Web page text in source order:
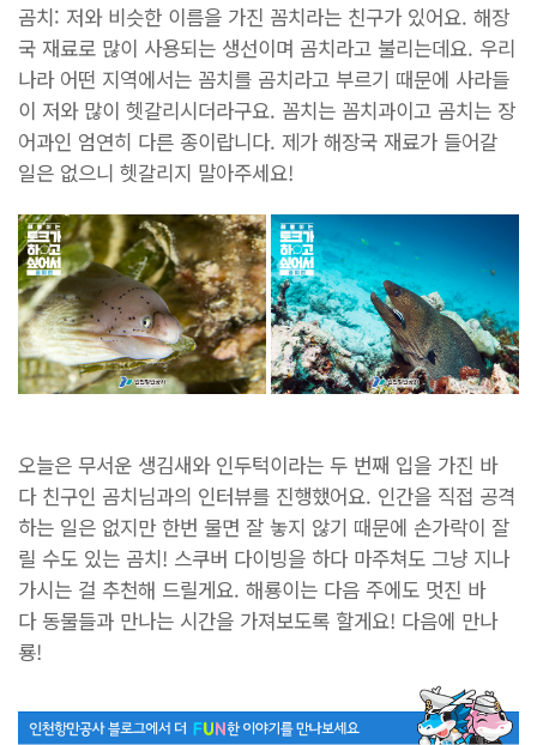
곰치: 저와 비슷한 이름을 가진 꼼치라는 친구가 있어요. 해장
국 재료로 많이 사용되는 생선이며 곰치라고 불리는데요. 우리
나라 어떤 지역에서는 꼼치를 곰치라고 부르기 때문에 사라들
이 저와 많이 헷갈리시더라구요. 꼼치는 꼼치과이고 곰치는 장
어과인 엄연히 다른 종이랍니다. 제가 해장국 재료가 들어갈
일은 없으니 헷갈리지 말아주세요!
오늘은 무서운 생김새와 인두턱이라는 두 번째 입을 가진 바
다 친구인 곰치님과의 인터뷰를 진행했어요. 인간을 직접 공격
하는 일은 없지만 한번 물면 잘 놓지 않기 때문에 손가락이 잘
릴 수도 있는 곰치! 스쿠버 다이빙을 하다 마주쳐도 그냥 지나
가시는 걸 추천해 드릴게요. 해룡이는 다음 주에도 멋진 바
다 동물들과 만나는 시간을 가져보도록 할게요! 다음에 만나
룡!